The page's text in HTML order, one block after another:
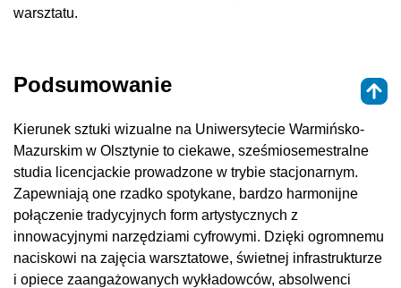
warsztatu.
Podsumowanie
Kierunek sztuki wizualne na Uniwersytecie Warmińsko-
Mazurskim w Olsztynie to ciekawe, sześmiosemestralne
studia licencjackie prowadzone w trybie stacjonarnym.
Zapewniają one rzadko spotykane, bardzo harmonijne
połączenie tradycyjnych form artystycznych z
innowacyjnymi narzędziami cyfrowymi. Dzięki ogromnemu
naciskowi na zajęcia warsztatowe, świetnej infrastrukturze
i opiece zaangażowanych wykładowców, absolwenci